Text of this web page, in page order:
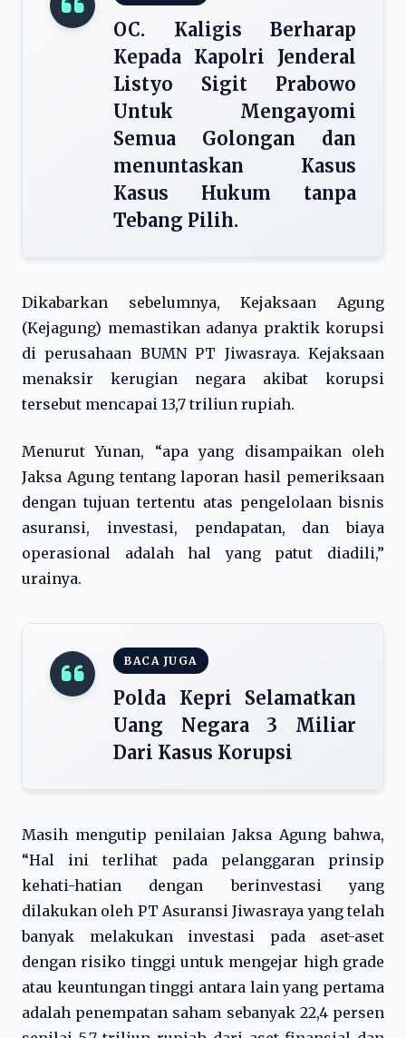
OC. Kaligis Berharap
Kepada Kapolri Jenderal
Listyo Sigit Prabowo
Untuk Mengayomi
Semua Golongan dan
menuntaskan Kasus
Kasus Hukum tanpa
Tebang Pilih.
Dikabarkan sebelumnya, Kejaksaan Agung
(Kejagung) memastikan adanya praktik korupsi
di perusahaan BUMN PT Jiwasraya. Kejaksaan
menaksir kerugian negara akibat korupsi
tersebut mencapai 13,7 triliun rupiah.
Menurut Yunan, “apa yang disampaikan oleh
Jaksa Agung tentang laporan hasil pemeriksaan
dengan tujuan tertentu atas pengelolaan bisnis
asuransi, investasi, pendapatan, dan biaya
operasional adalah hal yang patut diadili,”
urainya.
BACA JUGA
Polda Kepri Selamatkan
Uang Negara 3 Miliar
Dari Kasus Korupsi
Masih mengutip penilaian Jaksa Agung bahwa,
“Hal ini terlihat pada pelanggaran prinsip
kehati-hatian dengan berinvestasi yang
dilakukan oleh PT Asuransi Jiwasraya yang telah
banyak melakukan investasi pada aset-aset
dengan risiko tinggi untuk mengejar high grade
atau keuntungan tinggi antara lain yang pertama
adalah penempatan saham sebanyak 22,4 persen